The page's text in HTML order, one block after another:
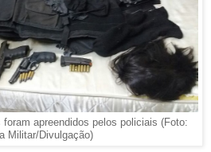
apreendidos pelos policiais (Foto:
Militar/Divulgação)